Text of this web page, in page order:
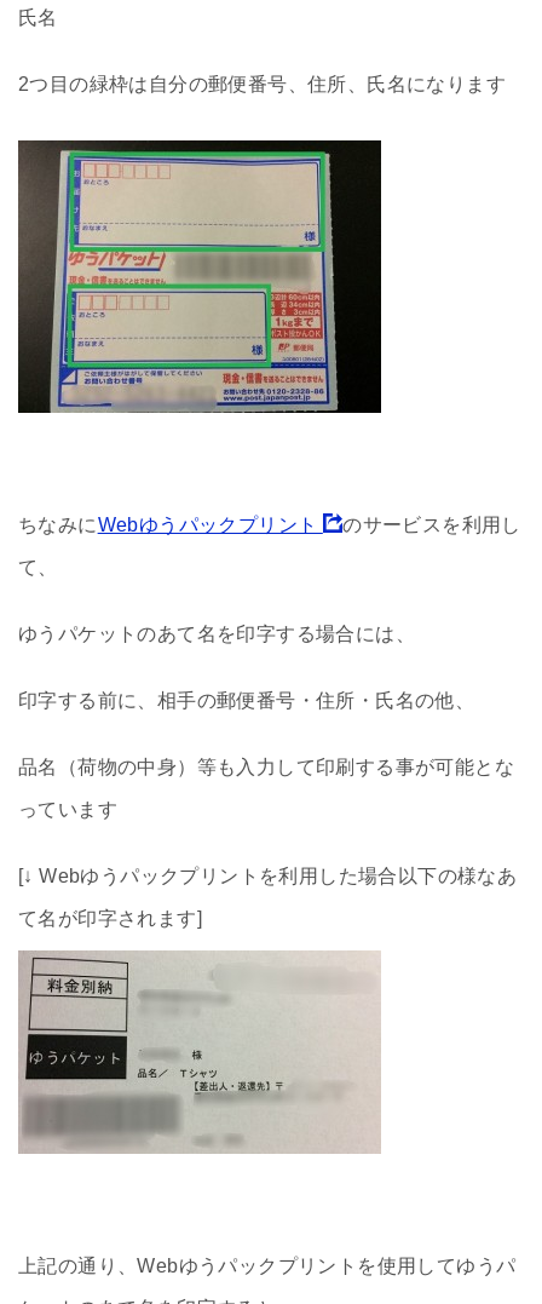
氏名
2つ目の緑枠は自分の郵便番号、住所、氏名になります
ちなみにWebゆうパックプリント のサービスを利用し
て、
ゆうパケットのあて名を印字する場合には、
印字する前に、相手の郵便番号・住所・氏名の他、
品名（荷物の中身）等も入力して印刷する事が可能とな
っています
[↓ Webゆうパックプリントを利用した場合以下の様なあ
て名が印字されます]
上記の通り、Webゆうパックプリントを使用してゆうパ